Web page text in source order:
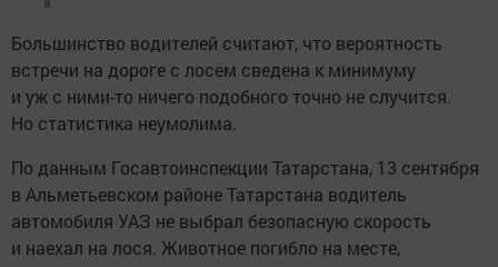
Большинство водителей считают, что вероятность
встречи на дороге с лосем сведена к минимуму
и уж с ними-то ничего подобного точно не случится.
Но статистика неумолима.
По данным Госавтоинспекции Татарстана, 13 сентября
в Альметьевском районе Татарстана водитель
автомобиля УАЗ не выбрал безопасную скорость
и наехал на лося. Животное погибло на месте,